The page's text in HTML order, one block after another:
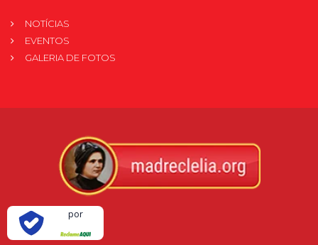
NOTÍCIAS
EVENTOS
GALERIA DE FOTOS
por